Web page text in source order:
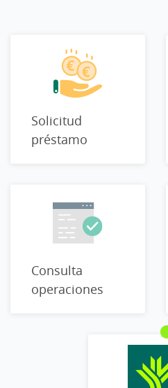
Solicitud
préstamo
Consulta
operaciones